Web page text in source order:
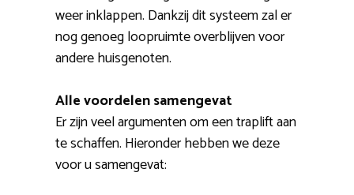
weer inklappen. Dankzij dit systeem zal er
nog genoeg loopruimte overblijven voor
andere huisgenoten.
Alle voordelen samengevat
Er zijn veel argumenten om een traplift aan
te schaffen. Hieronder hebben we deze
voor u samengevat: